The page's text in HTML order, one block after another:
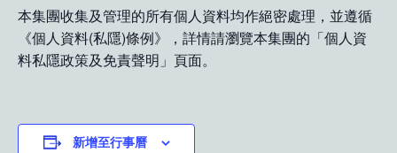
本集團收集及管理的所有個人資料均作絕密處理，並遵循
《個人資料(私隱)條例》，詳情請瀏覽本集團的「個人資
料私隱政策及免責聲明」頁面。
新增至行事曆